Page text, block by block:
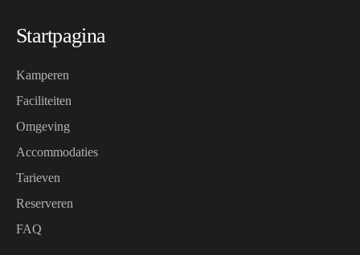
Startpagina
Kamperen
Faciliteiten
Omgeving
Accommodaties
Tarieven
Reserveren
FAQ